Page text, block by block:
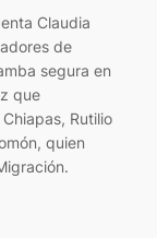
Claudia
de
segura en
que
Rutilio
quien